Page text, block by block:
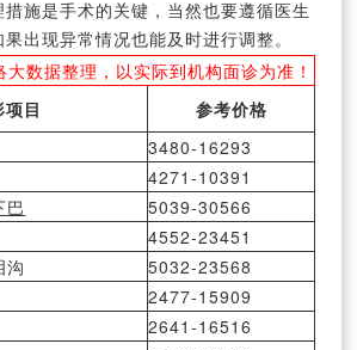
措施是手术的关键，当然也要遵循医生
出现异常情况也能及时进行调整。
数据整理，以实际到机构面诊为准！
目
参考价格
3480-16293
4271-10391
巴
5039-30566
4552-23451
沟
5032-23568
2477-15909
2641-16516